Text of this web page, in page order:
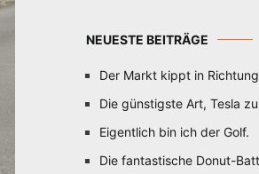
NEUESTE BEITRÄGE
Der Markt kippt in
Die günstigste Art, Tesla
Eigentlich bin ich der Golf.
Die fantastische Donut-